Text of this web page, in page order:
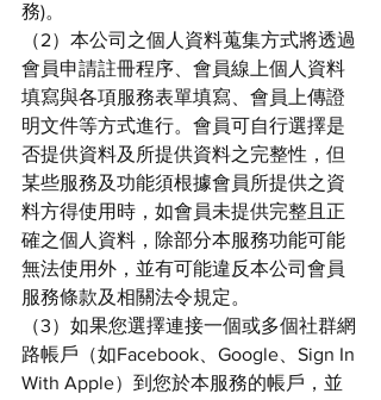
務)。
（2）本公司之個人資料蒐集方式將透過
會員申請註冊程序、會員線上個人資料
填寫與各項服務表單填寫、會員上傳證
明文件等方式進行。會員可自行選擇是
否提供資料及所提供資料之完整性，但
某些服務及功能須根據會員所提供之資
料方得使用時，如會員未提供完整且正
確之個人資料，除部分本服務功能可能
無法使用外，並有可能違反本公司會員
服務條款及相關法令規定。
（3）如果您選擇連接一個或多個社群網
路帳戶（如Facebook、Google、Sign In
With Apple）到您於本服務的帳戶，並